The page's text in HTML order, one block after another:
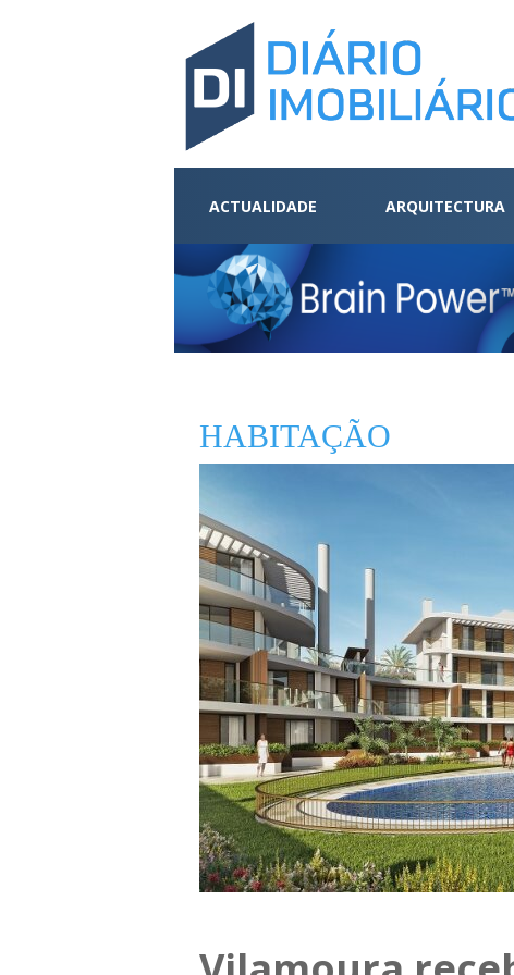
ACTUALIDADE ARQUITECTURA
HABITAÇÃO